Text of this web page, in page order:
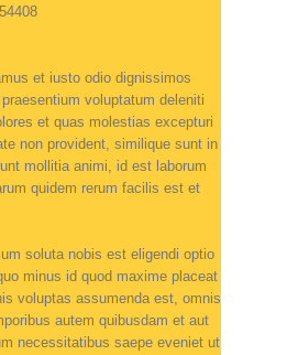
et iusto odio dignissimos
voluptatum deleniti
et quas molestias excepturi
non provident, similique sunt in
mollitia animi, id est laborum
quidem rerum facilis est et
soluta nobis est eligendi optio
minus id quod maxime placeat
voluptas assumenda est, omnis
autem quibusdam et aut
necessitatibus saepe eveniet ut